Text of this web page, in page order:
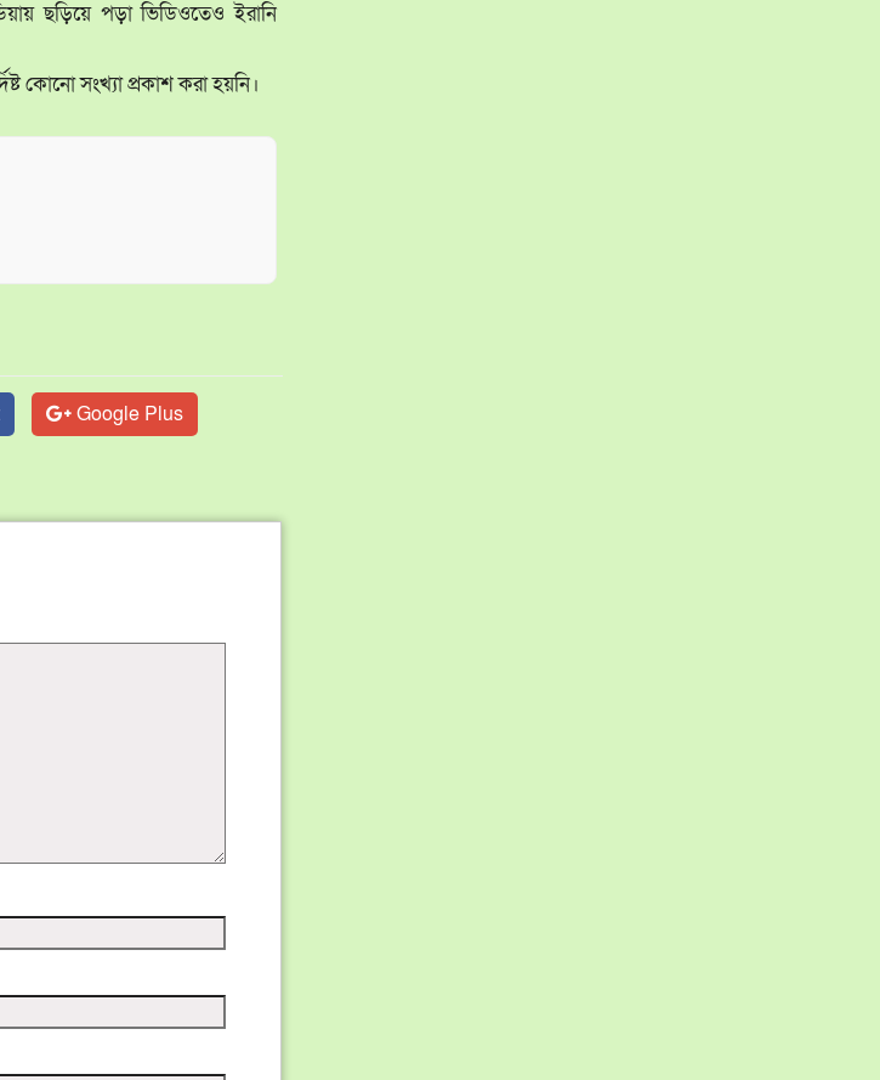
ছড়িয়ে পড়া ভিডিওতেও ইরানি
কোনো সংখ্যা প্রকাশ করা হয়নি।
Google Plus